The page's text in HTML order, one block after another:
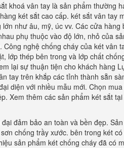
khoá vân tay là sản phẩm thường
két sắt cao cấp. két sắt vân
như âu, mỹ, úc vv. Các cửa
phụ thuộc vào độ lớn, nhỏ của
nghệ chống cháy của két
lớp thép bên trong và lớp chất
lại sự thuận tiện cho khách hàng
tay trên khắp các tỉnh thành sẵn
diện với nhiều mẫu mới. Chọn
Xem thêm các sản phẩm két sắt
đảm bảo an toàn và bền đẹp.
chống trầy xước. bên trong két
sản phẩm két chống cháy đã có